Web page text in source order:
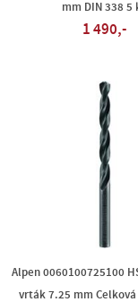
mm DIN 338 5
1 490,-
Alpen 0060100725100
vrták 7.25 mm